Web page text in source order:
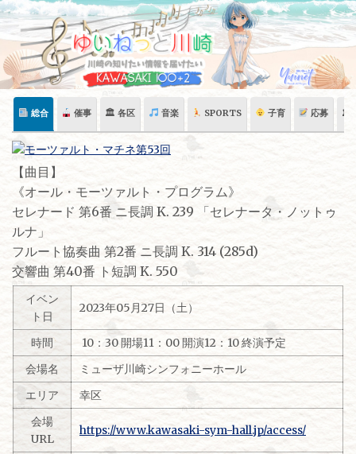
Skip
content
総合 催事 🏛 各区 音楽 SPORTS 子育 応募 🏛
【曲目】
《オール・モーツァルト・プログラム》
セレナード 第6番 ニ長調 K. 239 「セレナータ・ノットゥ
ルナ」
フルート協奏曲 第2番 ニ長調 K. 314 (285d)
交響曲 第40番 ト短調 K. 550
イベン
ト日
2023年05月27日（土）
時間
10：30 開場11：00 開演12：10 終演予定
会場名
ミューザ川崎シンフォニーホール
エリア
幸区
会場
URL
https://www.kawasaki-sym-hall.jp/access/